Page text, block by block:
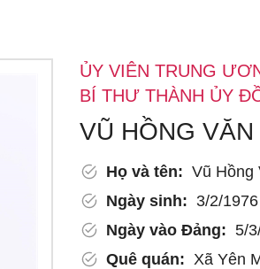
ỦY VIÊN TRUNG
BÍ THƯ THÀNH ỦY
VŨ HỒNG VĂN
Họ và tên: Vũ Hồng
Ngày sinh: 3/2/1976
Ngày vào Đảng: 5/
Quê quán: Xã Yên